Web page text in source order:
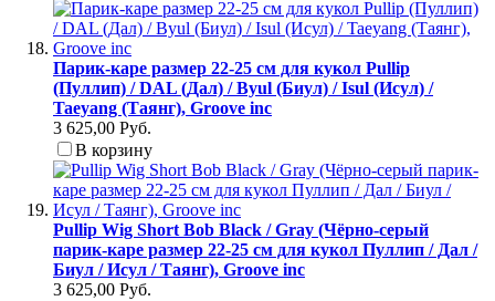
Парик-каре размер 22-25 см для кукол Pullip
(Пуллип) / DAL (Дал) / Byul (Биул) / Isul (Исул) /
Taeyang (Таянг), Groove inc
3 625,00 Руб.
В корзину
Pullip Wig Short Bob Black / Gray (Чёрно-серый
парик-каре размер 22-25 см для кукол Пуллип / Дал /
Биул / Исул / Таянг), Groove inc
3 625,00 Руб.